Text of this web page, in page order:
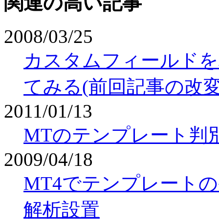
2008/03/25
カスタムフィールド
てみる(前回記事の改
2011/01/13
MTのテンプレート判
2009/04/18
MT4でテンプレート
解析設置